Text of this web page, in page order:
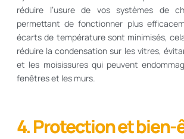
réduire l’usure de vos systèmes de
permettant de fonctionner plus
écarts de température sont minimisés,
réduire la condensation sur les vitres,
et les moisissures qui peuvent
fenêtres et les murs.
4. Protection et bien-